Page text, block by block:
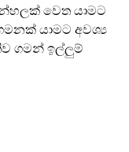
වෙත යාමට
යාමට අවශ්‍ය
ගමන් ඉල්ලුම්